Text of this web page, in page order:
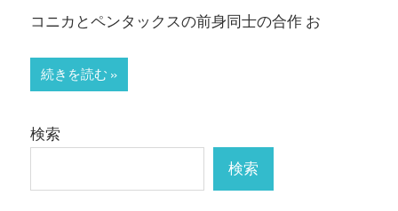
コニカとペンタックスの前身同士の合作 お
続きを読む
検索
検索